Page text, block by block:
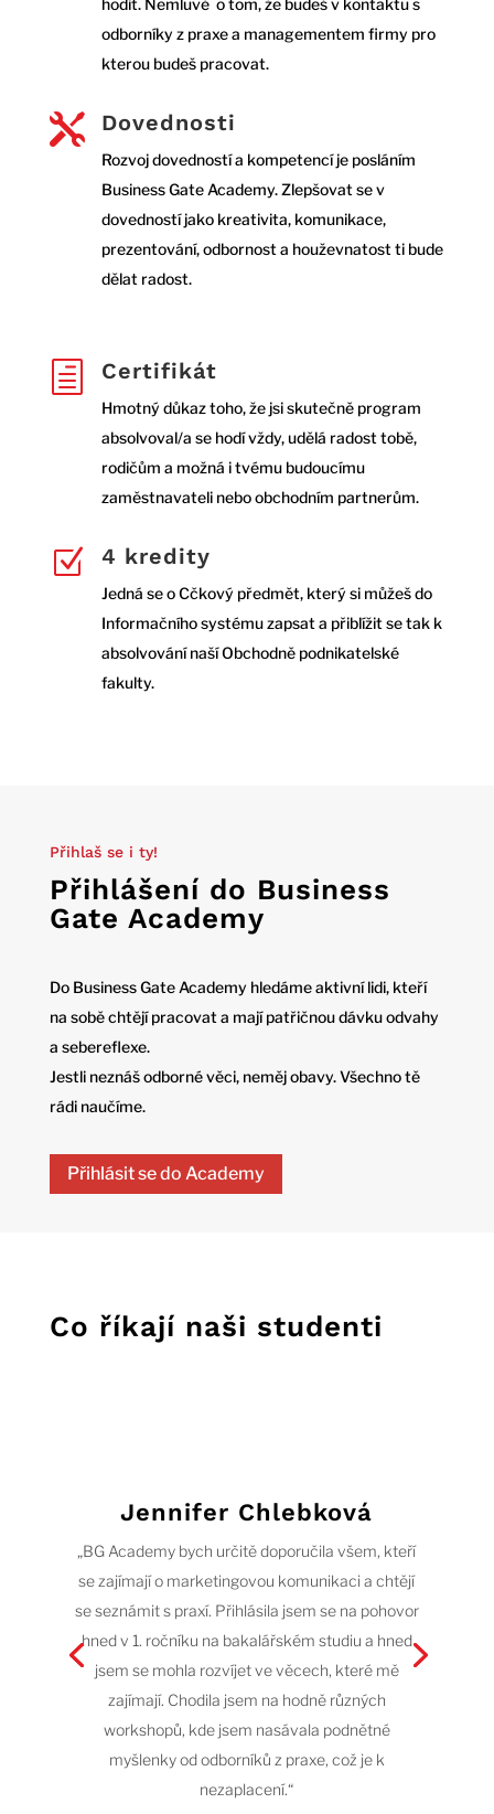
odborníky z praxe a managementem firmy pro
kterou budeš pracovat.
 Dovednosti
Rozvoj dovedností a kompetencí je posláním
Business Gate Academy. Zlepšovat se v
dovedností jako kreativita, komunikace,
prezentování, odbornost a houževnatost ti bude
dělat radost.
h Certifikát
Hmotný důkaz toho, že jsi skutečně program
absolvoval/a se hodí vždy, udělá radost tobě,
rodičům a možná i tvému budoucímu
zaměstnavateli nebo obchodním partnerům.
Z 4 kredity
Jedná se o Cčkový předmět, který si můžeš do
Informačního systému zapsat a přiblížit se tak k
absolvování naší Obchodně podnikatelské
fakulty.
Přihlaš se i ty!
Přihlášení do Business
Gate Academy
Do Business Gate Academy hledáme aktivní lidi, kteří
na sobě chtějí pracovat a mají patřičnou dávku odvahy
a sebereflexe.
Jestli neznáš odborné věci, neměj obavy. Všechno tě
rádi naučíme.
Přihlásit se do Academy
Co říkají naši studenti
Jennifer Chlebková
„BG Academy bych určitě doporučila všem, kteří
se zajímají o marketingovou komunikaci a chtějí
se seznámit s praxí. Přihlásila jsem se na pohovor
hned v 1. ročníku na bakalářském studiu a hned
jsem se mohla rozvíjet ve věcech, které mě
zajímají. Chodila jsem na hodně různých
workshopů, kde jsem nasávala podnětné
myšlenky od odborníků z praxe, což je k
nezaplacení.“